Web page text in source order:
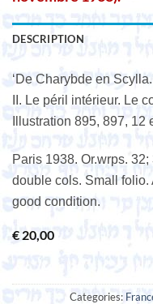
DESCRIPTION
‘De Charybde en
II. Le péril intérieur. Le
Illustration 895, 897,
Paris 1938. Or.wrps.
double cols. Small folio.
good condition.
€ 20,00
Categories: